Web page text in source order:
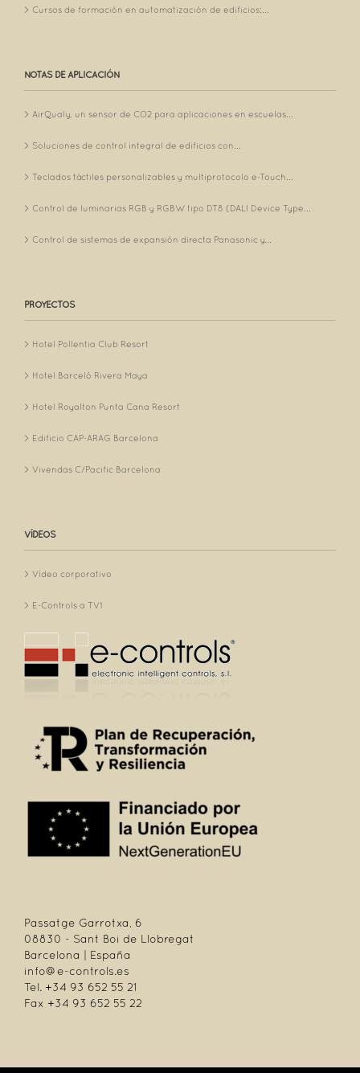
Cursos de formación en automatización de edificios:...
NOTAS DE APLICACIÓN
AirQualy, un sensor de CO2 para aplicaciones en escuelas...
Soluciones de control integral de edificios con...
Teclados táctiles personalizables y multiprotocolo e-Touch...
Control de luminarias RGB y RGBW tipo DT8 (DALI Device Type...
Control de sistemas de expansión directa Panasonic y...
PROYECTOS
Hotel Pollentia Club Resort
Hotel Barceló Rivera Maya
Hotel Royalton Punta Cana Resort
Edificio CAP-ARAG Barcelona
Vivendas C/Pacific Barcelona
VÍDEOS
Vídeo corporativo
E-Controls a TV1
Passatge Garrotxa, 6
08830 - Sant Boi de Llobregat
Barcelona | España
info@e-controls.es
Tel. +34 93 652 55 21
Fax +34 93 652 55 22